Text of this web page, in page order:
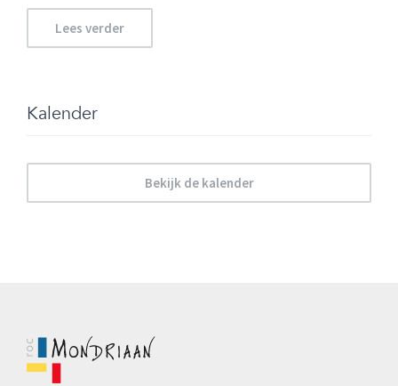
Lees verder
Kalender
Bekijk de kalender